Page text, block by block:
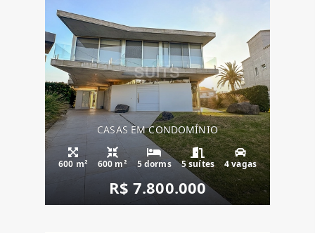
CASAS EM CONDOMÍNIO
600 m² 600 m² 5 dorms 5 suítes 4 vagas
R$ 7.800.000